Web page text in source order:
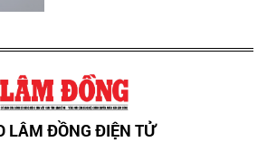
LÂM ĐỒNG ĐIỆN TỬ